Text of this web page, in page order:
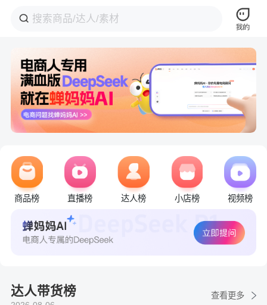
商品榜 直播榜 达人榜 小店榜 视频榜
达人带货榜 查看更多